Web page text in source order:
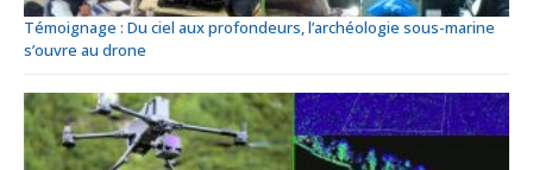
Témoignage : Du ciel aux profondeurs, l’archéologie sous-marine
s’ouvre au drone